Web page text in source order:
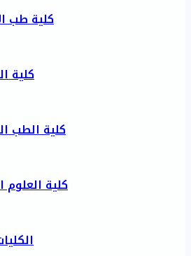
كلية طب
كلية
كلية الطب
كلية العلوم